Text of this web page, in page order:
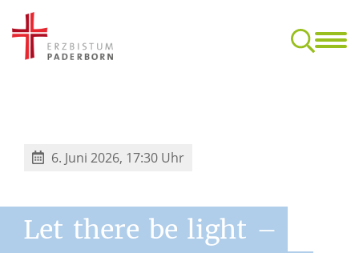
6. Juni 2026, 17:30 Uhr
Let there be light –